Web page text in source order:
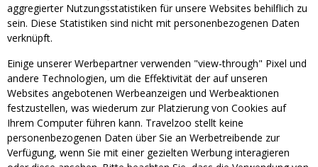
aggregierter Nutzungsstatistiken für unsere Websites behilflich zu
sein. Diese Statistiken sind nicht mit personenbezogenen Daten
verknüpft.
Einige unserer Werbepartner verwenden "view-through" Pixel und
andere Technologien, um die Effektivität der auf unseren
Websites angebotenen Werbeanzeigen und Werbeaktionen
festzustellen, was wiederum zur Platzierung von Cookies auf
Ihrem Computer führen kann. Travelzoo stellt keine
personenbezogenen Daten über Sie an Werbetreibende zur
Verfügung, wenn Sie mit einer gezielten Werbung interagieren